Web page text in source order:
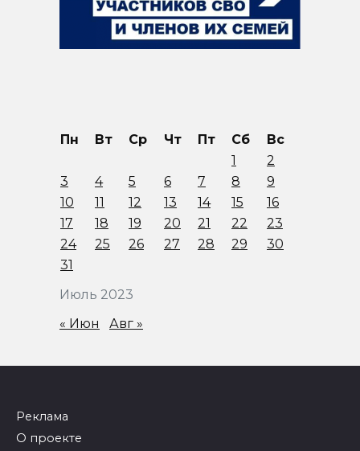
Июль 2023
Пн Вт Ср Чт Пт Сб
Вс
1
2
3
4 5 6 7 8
9
10
11 12 13 14 15
16
17
18 19 20 21 22
23
24
25 26 27 28 29
30
31
« Июн Авг »
Реклама
О проекте